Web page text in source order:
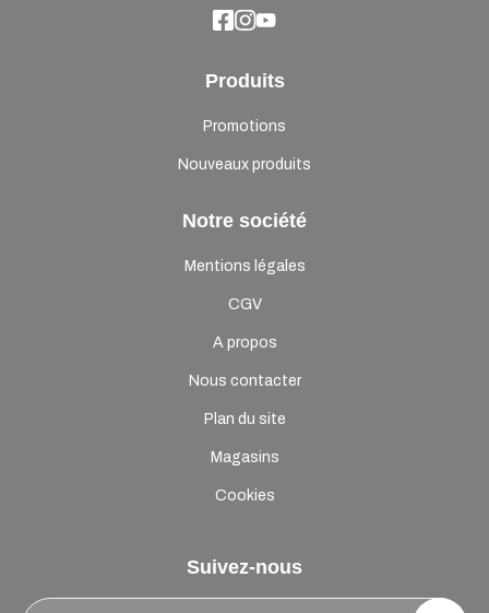
Produits
Promotions
Nouveaux produits
Notre société
Mentions légales
CGV
A propos
Nous contacter
Plan du site
Magasins
Cookies
Suivez-nous